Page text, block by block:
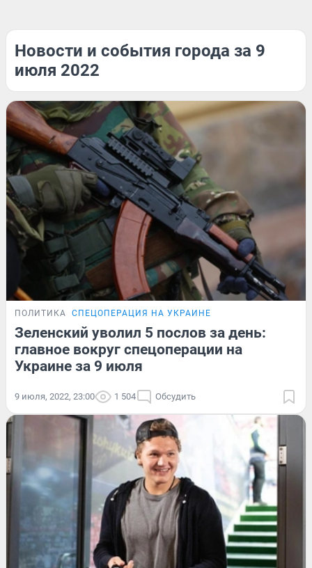
Новости и события города за 9
июля 2022
ПОЛИТИКА СПЕЦОПЕРАЦИЯ НА УКРАИНЕ
Зеленский уволил 5 послов за день:
главное вокруг спецоперации на
Украине за 9 июля
9 июля, 2022, 23:00 1 504 Обсудить